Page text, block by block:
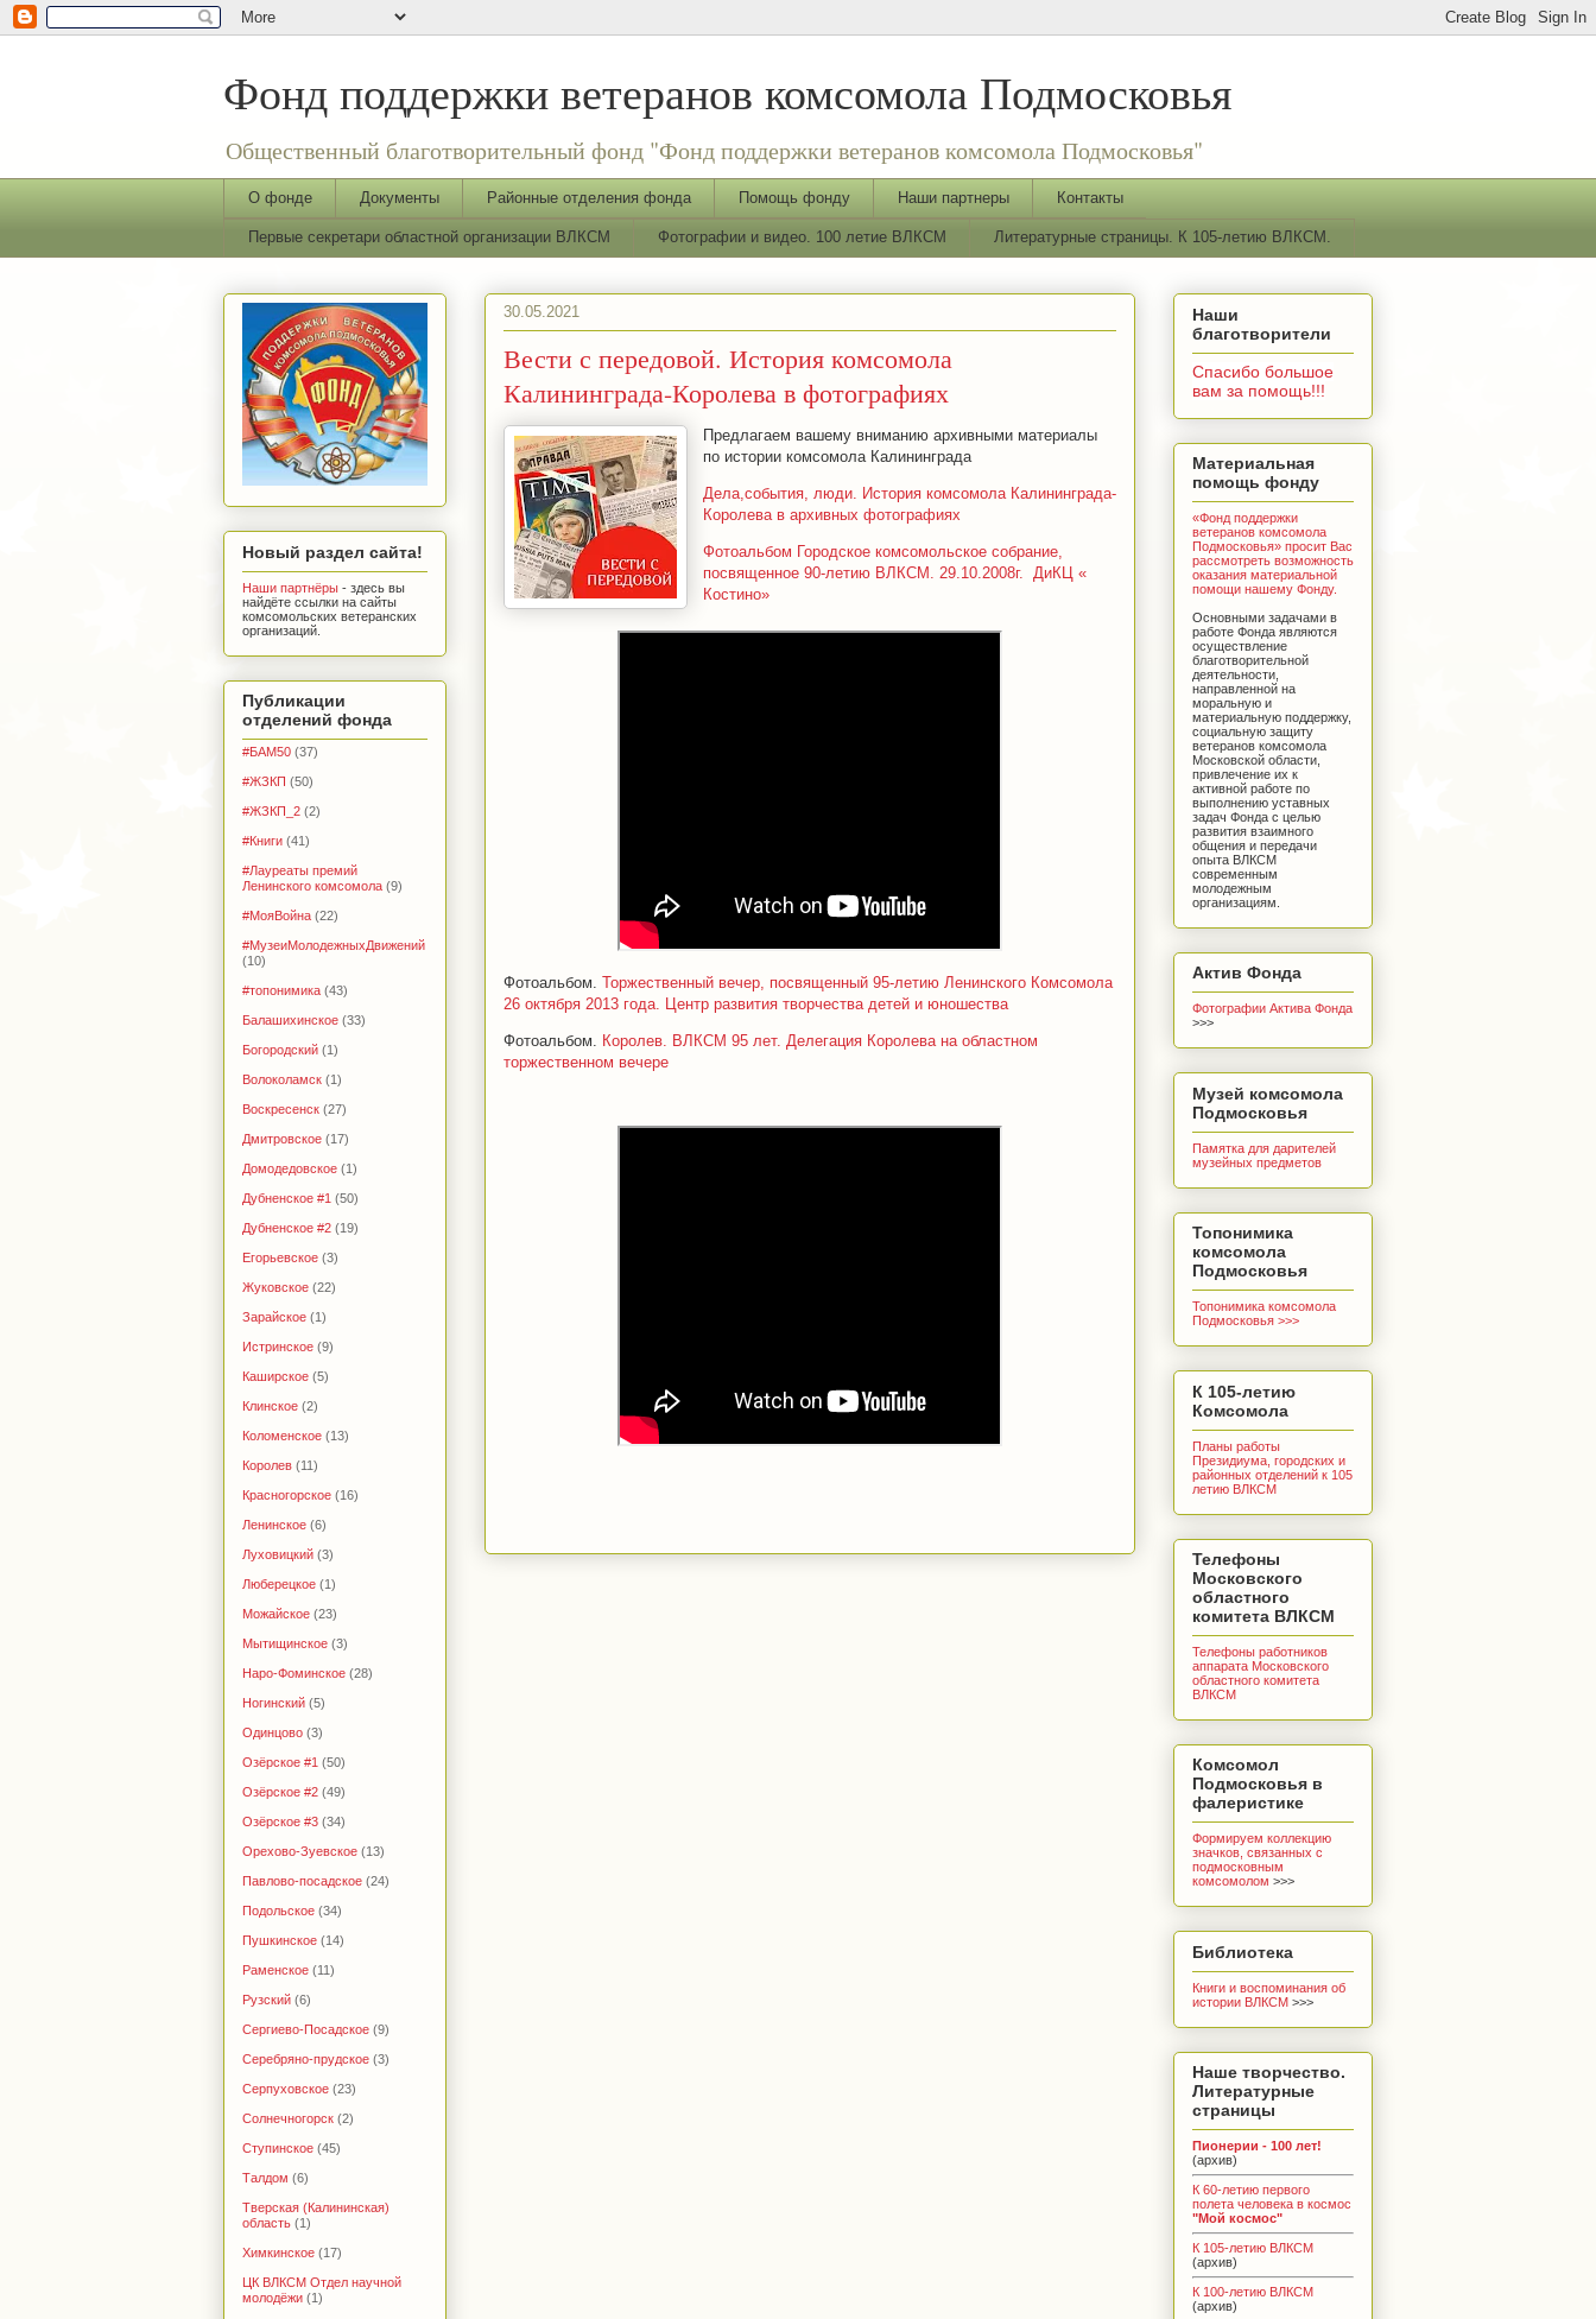
Фонд поддержки ветеранов комсомола Подмосковья
Общественный благотворительный фонд "Фонд поддержки ветеранов комсомола Подмосковья"
О фонде Документы Районные отделения фонда Помощь фонду Наши партнеры Контакты
Первые секретари областной организации ВЛКСМ Фотографии и видео. 100 летие ВЛКСМ Литературные страницы. К 105-летию ВЛКСМ.
30.05.2021
Вести с передовой. История комсомола
Калининграда-Королева в фотографиях
Предлагаем вашему вниманию архивными материалы
по истории комсомола Калининграда
Дела,события, люди. История комсомола Калининграда-
Королева в архивных фотографиях
Фотоальбом Городское комсомольское собрание,
посвященное 90-летию ВЛКСМ. 29.10.2008г. ДиКЦ «
Костино»
Фотоальбом. Торжественный вечер, посвященный 95-летию Ленинского Комсомола
26 октября 2013 года. Центр развития творчества детей и юношества
Фотоальбом. Королев. ВЛКСМ 95 лет. Делегация Королева на областном
торжественном вечере
Новый раздел сайта!
Наши партнёры - здесь вы
найдёте ссылки на сайты
комсомольских ветеранских
организаций.
Публикации
отделений фонда
#БАМ50 (37)
#ЖЗКП (50)
#ЖЗКП_2 (2)
#Книги (41)
#Лауреаты премий
Ленинского комсомола (9)
#МояВойна (22)
#МузеиМолодежныхДвижений
(10)
#топонимика (43)
Балашихинское (33)
Богородский (1)
Волоколамск (1)
Воскресенск (27)
Дмитровское (17)
Домодедовское (1)
Дубненское #1 (50)
Дубненское #2 (19)
Егорьевское (3)
Жуковское (22)
Зарайское (1)
Истринское (9)
Каширское (5)
Клинское (2)
Коломенское (13)
Королев (11)
Красногорское (16)
Ленинское (6)
Луховицкий (3)
Люберецкое (1)
Можайское (23)
Мытищинское (3)
Наро-Фоминское (28)
Ногинский (5)
Одинцово (3)
Озёрское #1 (50)
Озёрское #2 (49)
Озёрское #3 (34)
Орехово-Зуевское (13)
Павлово-посадское (24)
Подольское (34)
Пушкинское (14)
Раменское (11)
Рузский (6)
Сергиево-Посадское (9)
Серебряно-прудское (3)
Серпуховское (23)
Солнечногорск (2)
Ступинское (45)
Талдом (6)
Тверская (Калининская)
область (1)
Химкинское (17)
ЦК ВЛКСМ Отдел научной
молодёжи (1)
Наши
благотворители
Спасибо большое
вам за помощь!!!
Материальная
помощь фонду
«Фонд поддержки
ветеранов комсомола
Подмосковья» просит Вас
рассмотреть возможность
оказания материальной
помощи нашему Фонду.
Основными задачами в
работе Фонда являются
осуществление
благотворительной
деятельности,
направленной на
моральную и
материальную поддержку,
социальную защиту
ветеранов комсомола
Московской области,
привлечение их к
активной работе по
выполнению уставных
задач Фонда с целью
развития взаимного
общения и передачи
опыта ВЛКСМ
современным
молодежным
организациям.
Актив Фонда
Фотографии Актива Фонда
>>>
Музей комсомола
Подмосковья
Памятка для дарителей
музейных предметов
Топонимика
комсомола
Подмосковья
Топонимика комсомола
Подмосковья >>>
К 105-летию
Комсомола
Планы работы
Президиума, городских и
районных отделений к 105
летию ВЛКСМ
Телефоны
Московского
областного
комитета ВЛКСМ
Телефоны работников
аппарата Московского
областного комитета
ВЛКСМ
Комсомол
Подмосковья в
фалеристике
Формируем коллекцию
значков, связанных с
подмосковным
комсомолом >>>
Библиотека
Книги и воспоминания об
истории ВЛКСМ >>>
Наше творчество.
Литературные
страницы
Пионерии - 100 лет!
(архив)
К 60-летию первого
полета человека в космос
"Мой космос"
К 105-летию ВЛКСМ
(архив)
К 100-летию ВЛКСМ
(архив)